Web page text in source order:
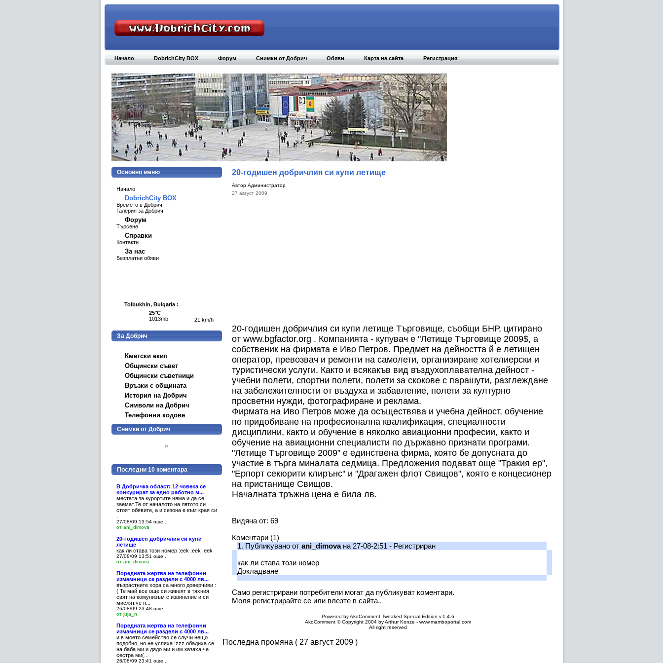
Начало DobrichCity BOX Форум Снимки от Добрич Обяви Карта на сайта Регистрация
Основно меню
Начало
DobrichCity BOX
Времето в Добрич
Галерия за Добрич
Форум
Търсене
Справки
Контакти
За нас
Безплатни обяви
Tolbukhin, Bulgaria :
25°C
1013mb
21 km/h
За Добрич
Кметски екип
Общински съвет
Общински съветници
Връзки с общината
История на Добрич
Символи на Добрич
Телефонни кодове
Снимки от Добрич
Последни 10 коментара
В Добричка област: 12 човека се
конкурират за едно работно м...
местата за курортите няма и да се
заемат.Те от началото на лятото си
стоят обявите, а и сезона е към края си
27/08/09 13:54 още...
от ani_dimova
20-годишен добричлия си купи
летище
как ли става този номер :eek :eek :eek
27/08/09 13:51 още...
от ani_dimova
Поредната жертва на телефонни
измамници се раздели с 4000 лв...
възрастните хора са много доверчиви :
( Те май все още си живеят в тяхния
свят на комунизъм с извинение и си
мислят,че н...
26/08/09 23:48 още...
от juja_n
Поредната жертва на телефонни
измамници се раздели с 4000 лв...
и в моето семейство се случи нещо
подобно, но не успяха :zzz обадиха се
на баба ми и дядо ми и им казаха че
сестра ми(...
26/08/09 23:41 още...
20-годишен добричлия си купи летище
Автор Администратор
27 август 2009
20-годишен добричлия си купи летище Търговище, съобщи БНР, цитирано
от www.bgfactor.org . Компанията - купувач е "Летище Търговище 2009$, а
собственик на фирмата е Иво Петров. Предмет на дейността й е летищен
оператор, превозвач и ремонти на самолети, организиране хотелиерски и
туристически услуги. Както и всякакъв вид въздухоплавателна дейност -
учебни полети, спортни полети, полети за скокове с парашути, разглеждане
на забележителности от въздуха и забавление, полети за културно
просветни нужди, фотографиране и реклама.
Фирмата на Иво Петров може да осъществява и учебна дейност, обучение
по придобиване на професионална квалификация, специалности
дисциплини, както и обучение в няколко авиационни професии, както и
обучение на авиационни специалисти по държавно признати програми.
"Летище Търговище 2009” е единствена фирма, която бе допусната до
участие в търга миналата седмица. Предложения подават още "Тракия ер",
"Ерпорт секюрити клирънс" и "Драгажен флот Свищов", която е концесионер
на пристанище Свищов.
Началната тръжна цена е била лв.
Видяна от: 69
Коментари (1)
1. Публикувано от ani_dimovaна 27-08-2:51 - Регистриран
как ли става този номер
Докладване
Само регистрирани потребители могат да публикуват коментари.
Моля регистрирайте се или влезте в сайта..
Powered by AkoComment Tweaked Special Edition v.1.4.6
AkoComment © Copyright 2004 by Arthur Konze - www.mamboportal.com
All right reserved
Последна промяна ( 27 август 2009 )